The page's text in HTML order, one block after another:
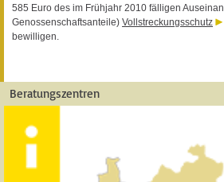
585 Euro des im Frühjahr 2010 fälligen
Genossenschaftsanteile) Vollstreckungsschutz
bewilligen.
Beratungszentren